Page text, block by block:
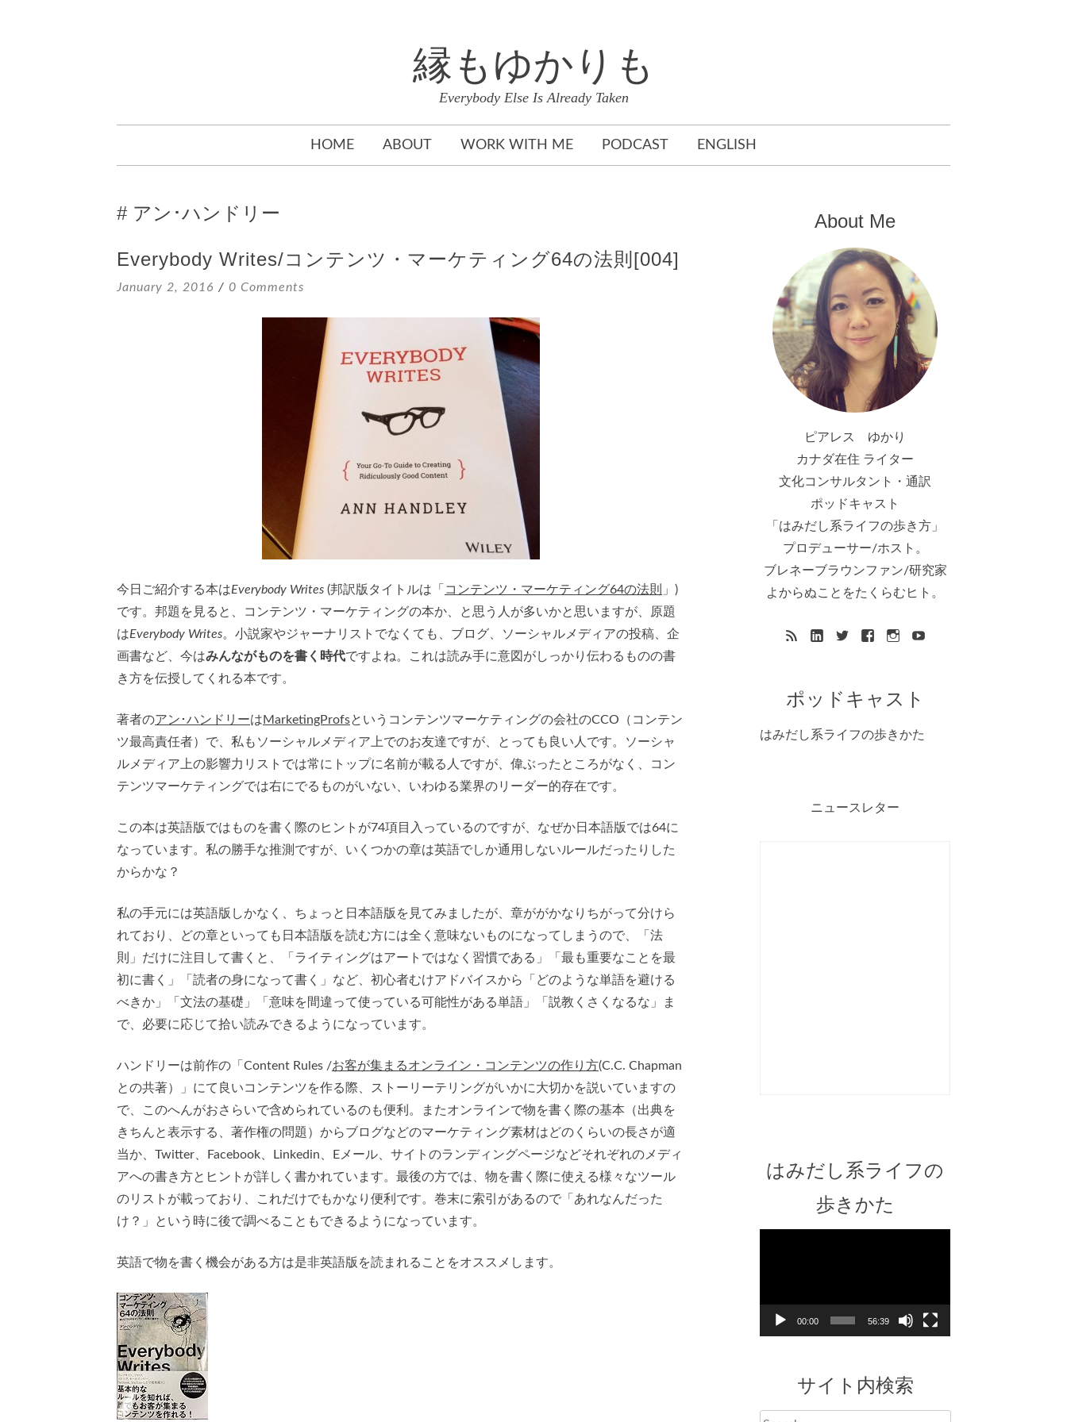
縁もゆかりも
Everybody Else Is Already Taken
TO
HOME ABOUT WORK WITH ME PODCAST ENGLISH
アン･ハンドリー
Everybody Writes/コンテンツ・マーケティング64の法則[004]
January 2, 2016 0 Comments
今日ご紹介する本はEverybody Writes (邦訳版タイトルは「 コンテンツ・マーケティング64の法則
」)
です。邦題を見ると、コンテンツ・マーケティングの本か、と思う人が多いかと思いますが、原題
はEverybody Writes。小説家やジャーナリストでなくても、ブログ、ソーシャルメディアの投稿、企
画書など、今はみんながものを書く時代ですよね。これは読み手に意図がしっかり伝わるものの書
き方を伝授してくれる本です。
著者のアン･ハンドリーはMarketingProfsというコンテンツマーケティングの会社のCCO（コンテン
ツ最高責任者）で、私もソーシャルメディア上でのお友達ですが、とっても良い人です。ソーシャ
ルメディア上の影響力リストでは常にトップに名前が載る人ですが、偉ぶったところがなく、コン
テンツマーケティングでは右にでるものがいない、いわゆる業界のリーダー的存在です。
この本は英語版ではものを書く際のヒントが74項目入っているのですが、なぜか日本語版では64に
なっています。私の勝手な推測ですが、いくつかの章は英語でしか通用しないルールだったりした
からかな？
私の手元には英語版しかなく、ちょっと日本語版を見てみましたが、章ががかなりちがって分けら
れており、どの章といっても日本語版を読む方には全く意味ないものになってしまうので、「法
則」だけに注目して書くと、「ライティングはアートではなく習慣である」「最も重要なことを最
初に書く」「読者の身になって書く」など、初心者むけアドバイスから「どのような単語を避ける
べきか」「文法の基礎」「意味を間違って使っている可能性がある単語」「説教くさくなるな」ま
で、必要に応じて拾い読みできるようになっています。
ハンドリーは前作の「Content Rules /お客が集まるオンライン・コンテンツの作り方(C.C. Chapman
との共著）」にて良いコンテンツを作る際、ストーリーテリングがいかに大切かを説いていますの
で、このへんがおさらいで含められているのも便利。またオンラインで物を書く際の基本（出典を
きちんと表示する、著作権の問題）からブログなどのマーケティング素材はどのくらいの長さが適
当か、Twitter、Facebook、Linkedin、Eメール、サイトのランディングページなどそれぞれのメディ
アへの書き方とヒントが詳しく書かれています。最後の方では、物を書く際に使える様々なツール
のリストが載っており、これだけでもかなり便利です。巻末に索引があるので「あれなんだった
け？」という時に後で調べることもできるようになっています。
英語で物を書く機会がある方は是非英語版を読まれることをオススメします。
About Me
ピアレス ゆかり
カナダ在住 ライター
文化コンサルタント・通訳
ポッドキャスト
「はみだし系ライフの歩き方」
プロデューサー/ホスト。
ブレネーブラウンファン/研究家
よからぬことをたくらむヒト。
ポッドキャスト
はみだし系ライフの歩きかた
ニュースレター
はみだし系ライフの
歩きかた
00:00 56:39
サイト内検索